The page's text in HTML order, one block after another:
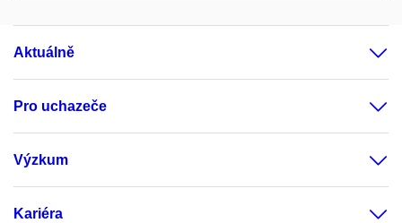
Aktuálně
Pro uchazeče
Výzkum
Kariéra